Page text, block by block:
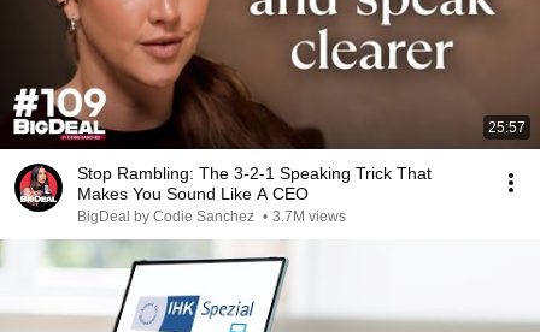
25:57
Stop Rambling: The 3-2-1 Speaking Trick That
Makes You Sound Like A CEO
BigDeal by Codie Sanchez • 3.7M views